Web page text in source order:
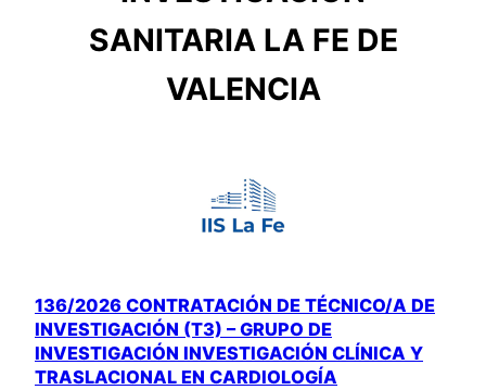
SANITARIA LA FE DE
VALENCIA
136/2026 CONTRATACIÓN DE TÉCNICO/A DE
INVESTIGACIÓN (T3) – GRUPO DE
INVESTIGACIÓN INVESTIGACIÓN CLÍNICA Y
TRASLACIONAL EN CARDIOLOGÍA